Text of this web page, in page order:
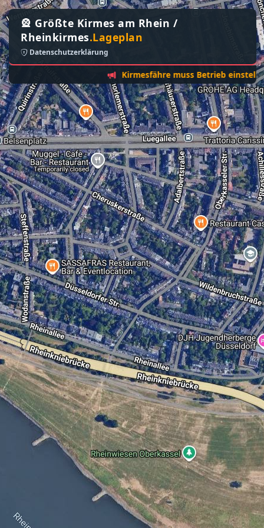
🎡 Größte Kirmes am Rhein /
Rheinkirmes.Lageplan
Datenschutzerklärung
Kirmesfähre muss Betrieb einstellen -